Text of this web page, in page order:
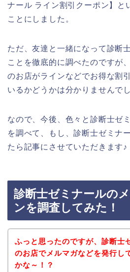
ナール ライン割引クーポン】と
ことにしました。
ただ、友達と一緒になって診断
ことを徹底的に調べたのですが
のお店がラインなどでお得な割
いるかどうかは分かりませんでし
なので、今後、色々と診断士ゼ
を調べて、もし、診断士ゼミナ
たら記事にさせていただきます♪
診断士ゼミナールの
ンを調査してみた！
ふっと思ったのですが、診断士
のお店でメルマガなどを発行し
かな～！？